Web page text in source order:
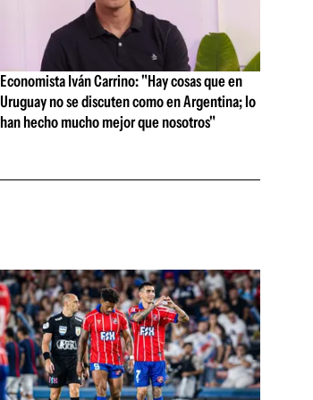
Economista Iván Carrino: "Hay cosas que en
Uruguay no se discuten como en Argentina; lo
han hecho mucho mejor que nosotros"